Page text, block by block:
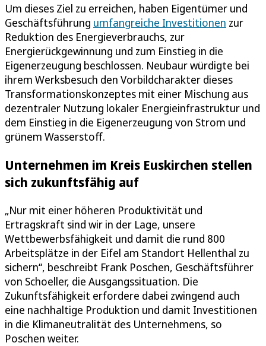
Um dieses Ziel zu erreichen, haben Eigentümer und
Geschäftsführung umfangreiche Investitionen zur
Reduktion des Energieverbrauchs, zur
Energierückgewinnung und zum Einstieg in die
Eigenerzeugung beschlossen. Neubaur würdigte bei
ihrem Werksbesuch den Vorbildcharakter dieses
Transformationskonzeptes mit einer Mischung aus
dezentraler Nutzung lokaler Energieinfrastruktur und
dem Einstieg in die Eigenerzeugung von Strom und
grünem Wasserstoff.
Unternehmen im Kreis Euskirchen stellen
sich zukunftsfähig auf
„Nur mit einer höheren Produktivität und
Ertragskraft sind wir in der Lage, unsere
Wettbewerbsfähigkeit und damit die rund 800
Arbeitsplätze in der Eifel am Standort Hellenthal zu
sichern“, beschreibt Frank Poschen, Geschäftsführer
von Schoeller, die Ausgangssituation. Die
Zukunftsfähigkeit erfordere dabei zwingend auch
eine nachhaltige Produktion und damit Investitionen
in die Klimaneutralität des Unternehmens, so
Poschen weiter.